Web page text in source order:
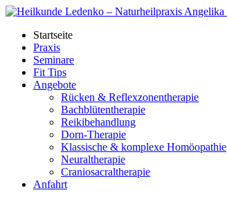
Startseite
Praxis
Seminare
Fit Tips
Angebote
Rücken & Reflexzonen­therapie
Bachblüten­therapie
Reikibehandlung
Dorn-Therapie
Klassische & komplexe Homöo­pathie
Neural­therapie
Cranio­sacral­therapie
Anfahrt